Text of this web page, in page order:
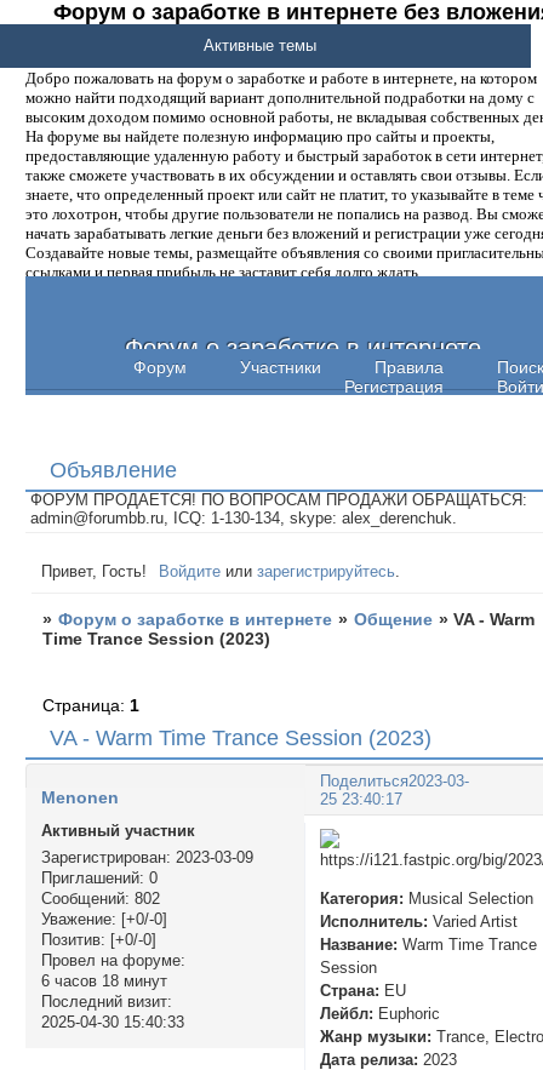
Форум о заработке в интернете без
денег.
Добро пожаловать на форум о заработке и работе в интернете, на котором
можно найти подходящий вариант дополнительной подработки на дому с
высоким доходом помимо основной работы, не вкладывая собственных
На форуме вы найдете полезную информацию про сайты и проекты,
предоставляющие удаленную работу и быстрый заработок в сети
также сможете участвовать в их обсуждении и оставлять свои отзывы.
знаете, что определенный проект или сайт не платит, то указывайте в теме
это лохотрон, чтобы другие пользователи не попались на развод. Вы
начать зарабатывать легкие деньги без вложений и регистрации уже
Создавайте новые темы, размещайте объявления со своими
ссылками и первая прибыль не заставит себя долго ждать.
Форум о заработке в интернете
Форум Участники Правила
Поиск
Регистрация
Войти
Активные темы
Объявление
ФОРУМ ПРОДАЕТСЯ! ПО ВОПРОСАМ ПРОДАЖИ ОБРАЩАТЬСЯ:
admin@forumbb.ru, ICQ: 1-130-134, skype: alex_derenchuk.
Привет, Гость! Войдите илизарегистрируйтесь
» Форум о заработке в интернете » Общение »VA - Warm
Time Trance Session (2023)
VA - Warm Time Trance Session (2023)
Страница: 1
Поделиться2023-03-
25 23:40:17
Menonen
Активный участник
Зарегистрирован: 2023-03-09
Приглашений: 0
Сообщений: 802
Уважение: [+0/-0]
Позитив: [+0/-0]
Провел на форуме:
6 часов 18 минут
Последний визит:
2025-04-30 15:40:33
Категория: Musical Selection
Исполнитель: Varied Artist
Название: Warm Time Trance
Session
Страна: EU
Лейбл: Euphoric
Жанр музыки: Trance,
Дата релиза: 2023